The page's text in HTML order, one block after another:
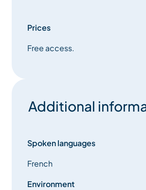
Prices
Free access.
Additional
Spoken languages
French
Environment